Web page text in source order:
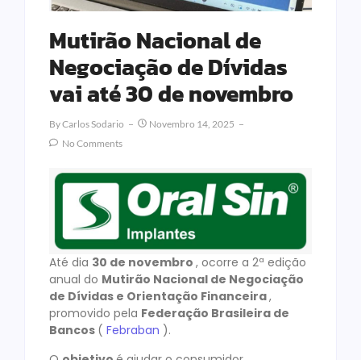
Mutirão Nacional de
Negociação de Dívidas
vai até 30 de novembro
ByCarlos Sodario
Novembro 14, 2025
No Comments
Até dia 30 de novembro , ocorre a 2ª edição
anual do Mutirão Nacional de Negociação
de Dívidas e Orientação Financeira,
promovido pela Federação Brasileira de
Bancos ( Febraban ).